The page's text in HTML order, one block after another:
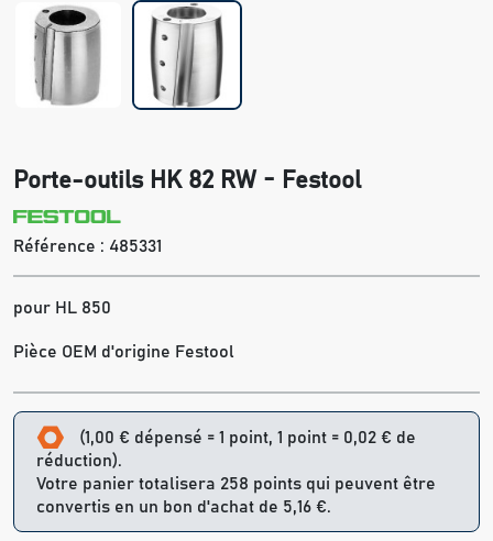
Porte-outils HK 82 RW - Festool
Référence : 485331
pour HL 850
Pièce OEM d'origine Festool
(1,00 € dépensé = 1 point, 1 point = 0,02 € de
réduction).
Votre panier totalisera 258 points qui peuvent être
convertis en un bon d'achat de 5,16 €.